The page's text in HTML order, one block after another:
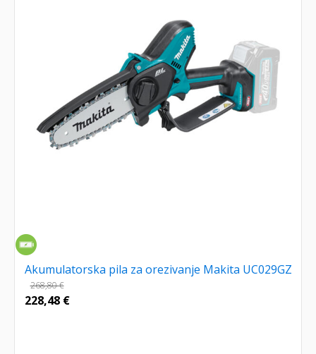
Akumulatorska pila za orezivanje Makita UC029GZ
268,80€
228,48 €